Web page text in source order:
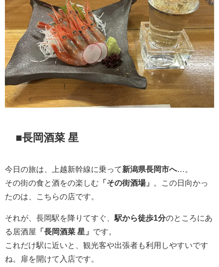
■長岡酒菜 星
今日の旅は、上越新幹線に乗って新潟県長岡市へ…。
その街の食と酒をの楽しむ 「その街酒場」
。この日向かっ
たのは、こちらの店です。
それが、長岡駅を降りてすぐ、 駅から徒歩1分のところにあ
る居酒屋 「 長岡酒菜 星 」 です。
これだけ駅に近いと、観光客や出張者も利用しやすいです
ね。扉を開けて入店です。